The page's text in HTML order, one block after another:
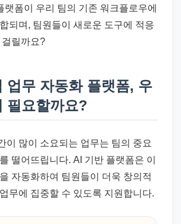
랫폼이 우리 팀의 기존 워크플로우에
되며, 팀원들이 새로운 도구에 적응
릴까요?
업무 자동화 플랫폼, 우
필요할까요?
이 많이 소요되는 업무는 팀의 중요
떨어뜨립니다. AI 기반 플랫폼은 이
자동화하여 팀원들이 더욱 창의적
무에 집중할 수 있도록 지원합니다.